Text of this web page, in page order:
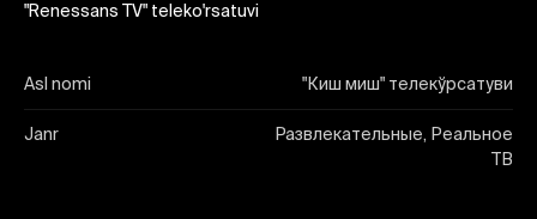
"Renessans TV" teleko'rsatuvi
Asl nomi "Киш миш" телекўрсатуви
Janr
Развлекательные, Реальное
ТВ